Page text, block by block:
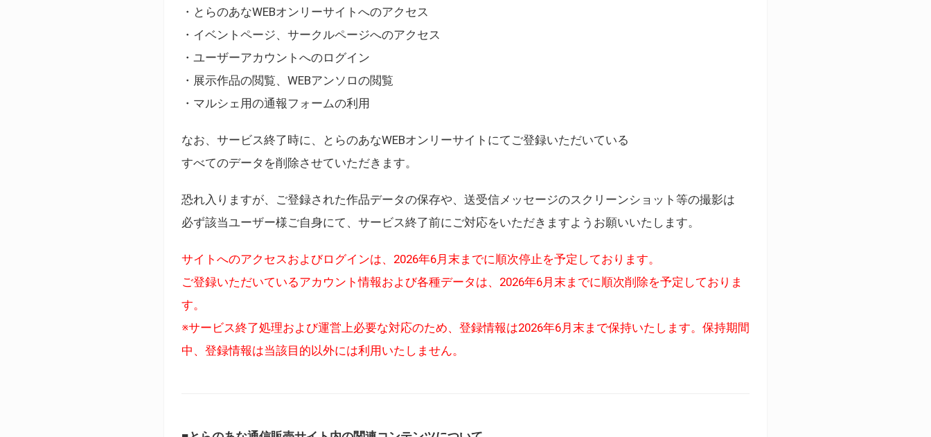
・とらのあなWEBオンリーサイトへのアクセス
・イベントページ、サークルページへのアクセス
・ユーザーアカウントへのログイン
・展示作品の閲覧、WEBアンソロの閲覧
・マルシェ用の通報フォームの利用
なお、サービス終了時に、とらのあなWEBオンリーサイトにてご登録いただいている
すべてのデータを削除させていただきます。
恐れ入りますが、ご登録された作品データの保存や、送受信メッセージのスクリーンショット等の撮影は
必ず該当ユーザー様ご自身にて、サービス終了前にご対応をいただきますようお願いいたします。
サイトへのアクセスおよびログインは、2026年6月末までに順次停止を予定しております。
ご登録いただいているアカウント情報および各種データは、2026年6月末までに順次削除を予定しておりま
す。
※サービス終了処理および運営上必要な対応のため、登録情報は2026年6月末まで保持いたします。保持期間
中、登録情報は当該目的以外には利用いたしません。